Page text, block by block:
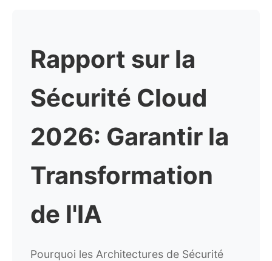
Rapport sur la
Sécurité Cloud
2026: Garantir la
Transformation
de l'IA
Pourquoi les Architectures de Sécurité